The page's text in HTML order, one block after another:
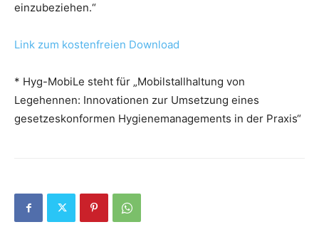
einzubeziehen.“
Link zum kostenfreien Download
* Hyg-MobiLe steht für „Mobilstallhaltung von
Legehennen: Innovationen zur Umsetzung eines
gesetzeskonformen Hygienemanagements in der Praxis“